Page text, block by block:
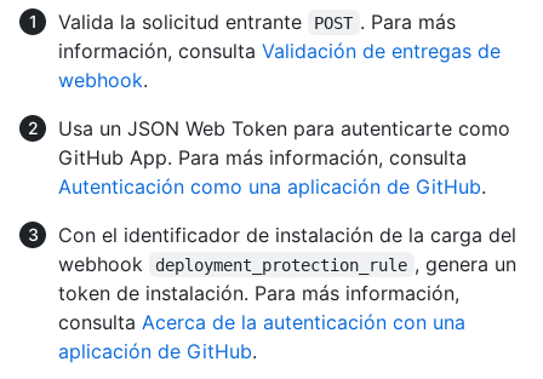
Valida la solicitud entrante
POST . Para más
información, consulta Validación de entregas de
webhook.
Usa un JSON Web Token para autenticarte como
GitHub App. Para más información, consulta
Autenticación como una aplicación de GitHub.
Con el identificador de instalación de la carga del
webhook
deployment_protection_rule , genera un
token de instalación. Para más información,
consulta Acerca de la autenticación con una
aplicación de GitHub.